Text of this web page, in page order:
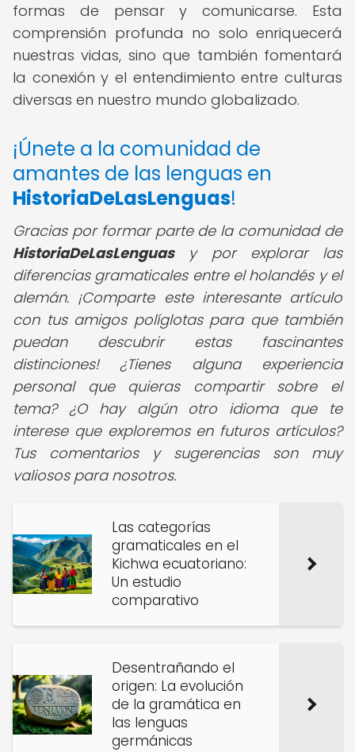
formas de pensar y comunicarse. Esta
comprensión profunda no solo enriquecerá
nuestras vidas, sino que también fomentará
la conexión y el entendimiento entre culturas
diversas en nuestro mundo globalizado.
¡Únete a la comunidad de
amantes de las lenguas en
HistoriaDeLasLenguas!
Gracias por formar parte de la comunidad de
HistoriaDeLasLenguasy por explorar las
diferencias gramaticales entre el holandés y el
alemán. ¡Comparte este interesante artículo
con tus amigos políglotas para que también
puedan descubrir estas fascinantes
distinciones! ¿Tienes alguna experiencia
personal que quieras compartir sobre el
tema? ¿O hay algún otro idioma que te
interese que exploremos en futuros artículos?
Tus comentarios y sugerencias son muy
valiosos para nosotros.
Las categorías
gramaticales en el
Kichwa ecuatoriano:
Un estudio
comparativo
Desentrañando el
origen: La evolución
de la gramática en
las lenguas
germánicas